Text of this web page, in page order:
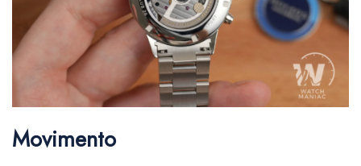
Movimento